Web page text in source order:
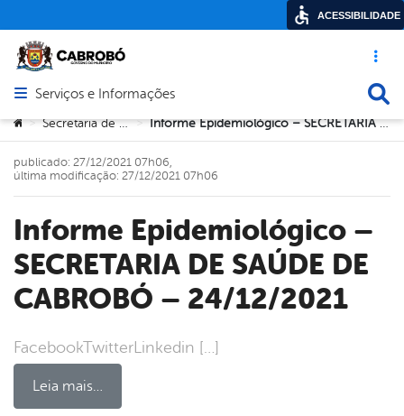
Acesso
Abrir menu principal de navegação
Serviços e Informações
Você está aqui:
> Secretaria de Saúde > Informe Epidemiológico – SECRETARIA DE SAÚDE DE CABROBÓ – 24/12/2021
Informe Epidemiológico –
SECRETARIA DE SAÚDE DE
CABROBÓ – 24/12/2021
FacebookTwitterLinkedin […]
Leia mais…
publicado: 27/12/2021 07h06,
última modificação: 27/12/2021 07h06
ACESSIBILIDADE